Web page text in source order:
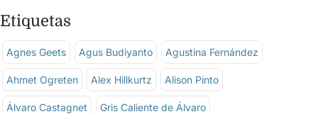
Etiquetas
Agnes Geets Agus Budiyanto Agustina Fernández
Ahmet Ogreten Alex Hillkurtz Alison Pinto
Álvaro Castagnet Gris Caliente de Álvaro